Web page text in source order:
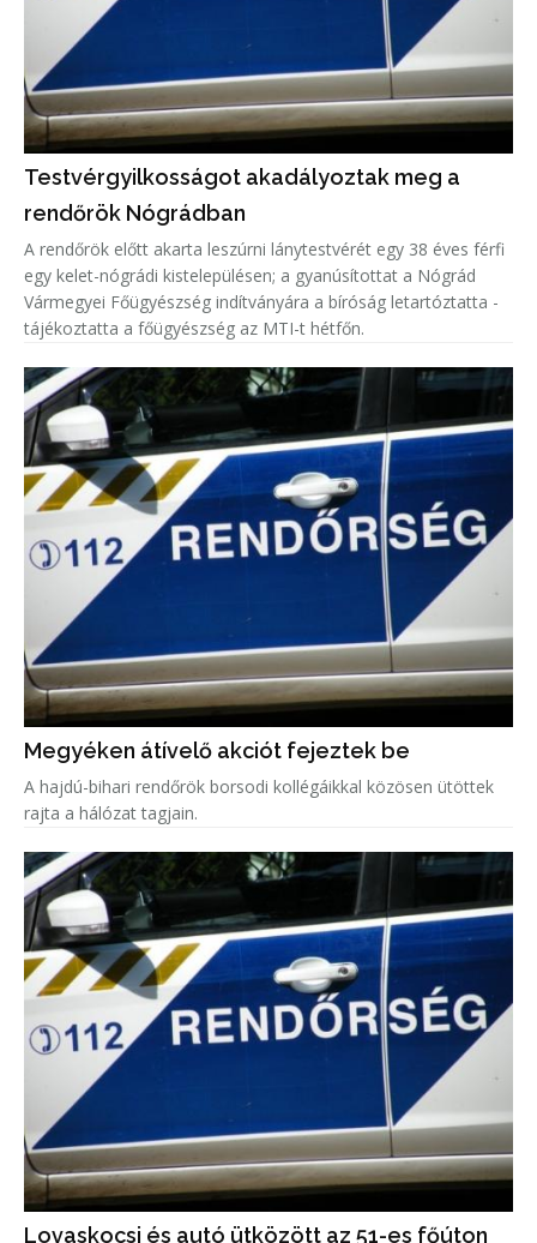
Testvérgyilkosságot akadályoztak meg a
rendőrök Nógrádban
A rendőrök előtt akarta leszúrni lánytestvérét egy 38 éves férfi
egy kelet-nógrádi kistelepülésen; a gyanúsítottat a Nógrád
Vármegyei Főügyészség indítványára a bíróság letartóztatta -
tájékoztatta a főügyészség az MTI-t hétfőn.
Megyéken átívelő akciót fejeztek be
A hajdú-bihari rendőrök borsodi kollégáikkal közösen ütöttek
rajta a hálózat tagjain.
Lovaskocsi és autó ütközött az 51-es főúton